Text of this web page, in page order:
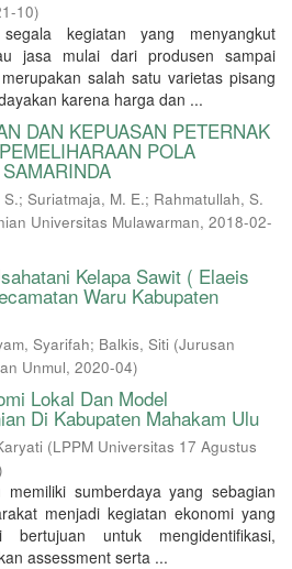
10)
kegiatan yang menyangkut
jasa mulai dari produsen sampai
salah satu varietas pisang
karena harga dan ...
DAN KEPUASAN PETERNAK
POLA
; Suriatmaja, M. E.; Rahmatullah, S.
Universitas Mulawarman, 2018-02-
Kelapa Sawit ( Elaeis
Waru Kabupaten
Syarifah; Balkis, Siti (Jurusan
Unmul, 2020-04)
Lokal Dan Model
Di Kabupaten Mahakam Ulu
(LPPM Universitas 17 Agustus
memiliki sumberdaya yang sebagian
menjadi kegiatan ekonomi yang
bertujuan untuk mengidentifikasi,
assessment serta ...